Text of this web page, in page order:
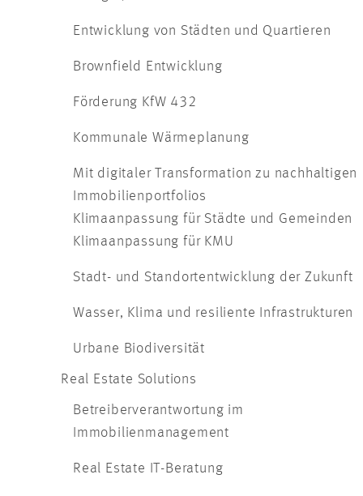
Entwicklung von Städten und Quartieren
Brownfield Entwicklung
Förderung KfW 432
Kommunale Wärmeplanung
Mit digitaler Transformation zu nachhaltigen
Immobilienportfolios
Klimaanpassung für Städte und Gemeinden
Klimaanpassung für KMU
Stadt- und Standortentwicklung der Zukunft
Wasser, Klima und resiliente Infrastrukturen
Urbane Biodiversität
Real Estate Solutions
Betreiberverantwortung im
Immobilienmanagement
Real Estate IT-Beratung